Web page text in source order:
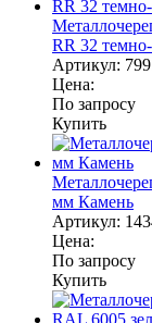
RR 32
Артикул:
Цена:
По запросу
Купить
мм Камень
Артикул:
Цена:
По запросу
Купить